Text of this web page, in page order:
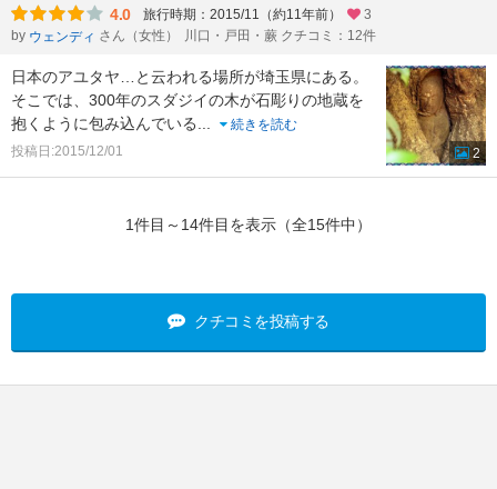
4.0 旅行時期：2015/11（約11年前）
3
by ウェンディ さん（女性） 川口・戸田・蕨 クチコミ：12件
日本のアユタヤ…と云われる場所が埼玉県にある。
そこでは、300年のスダジイの木が石彫りの地蔵を
抱くように包み込んでいる
続きを読む
投稿日:2015/12/01
2
1件目～14件目を表示（全15件中）
クチコミを投稿する